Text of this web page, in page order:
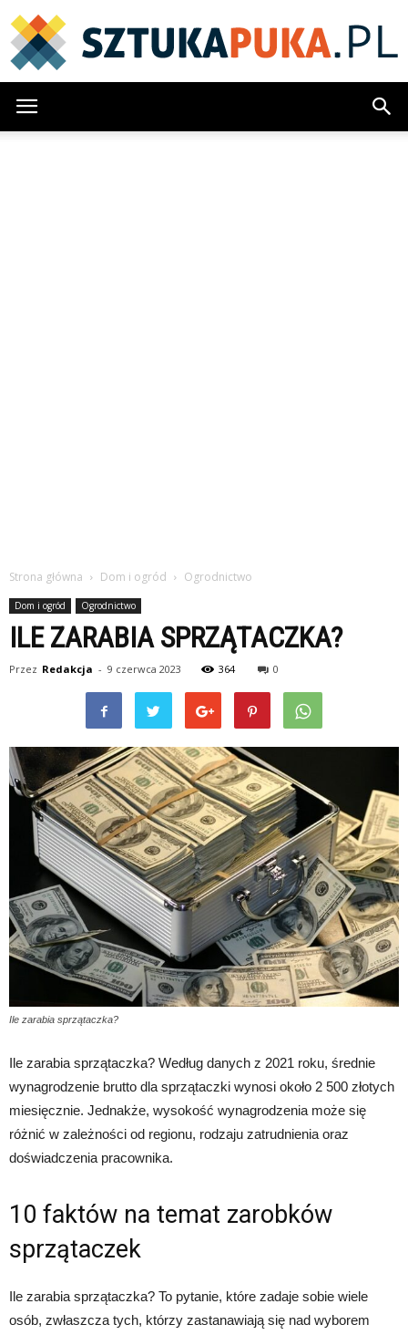
Strona główna Dom i ogród Ogrodnictwo
Dom i ogród Ogrodnictwo
ILE ZARABIA SPRZĄTACZKA?
Przez Redakcja - 9 czerwca 2023 364 0
Ile zarabia sprzątaczka?
Ile zarabia sprzątaczka? Według danych z 2021 roku, średnie
wynagrodzenie brutto dla sprzątaczki wynosi około 2 500 złotych
miesięcznie. Jednakże, wysokość wynagrodzenia może się
różnić w zależności od regionu, rodzaju zatrudnienia oraz
doświadczenia pracownika.
10 faktów na temat zarobków
sprzątaczek
Ile zarabia sprzątaczka? To pytanie, które zadaje sobie wiele
osób, zwłaszcza tych, którzy zastanawiają się nad wyborem